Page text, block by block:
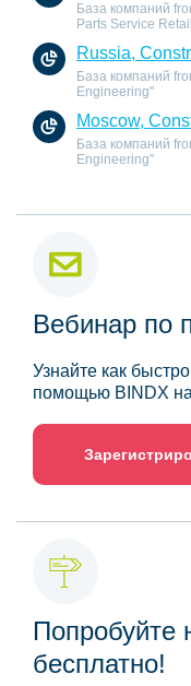
База компаний
Parts Service
Russia,
База компаний
Engineering"
Moscow,
База компаний
Engineering"
Вебинар по
Узнайте как
помощью BINDX
Попробуйте
бесплатно!